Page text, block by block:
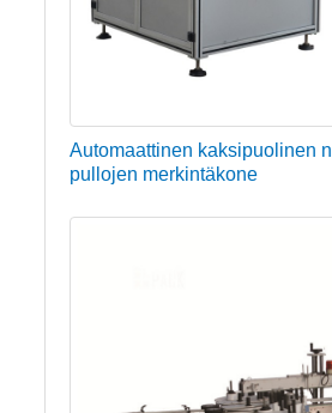
Automaattinen kaksipuolinen
pullojen merkintäkone